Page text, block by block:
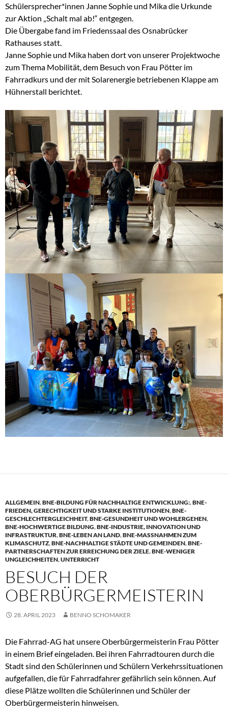
Schülersprecher*innen Janne Sophie und Mika die Urkunde
zur Aktion „Schalt mal ab!“ entgegen.
Die Übergabe fand im Friedenssaal des Osnabrücker
Rathauses statt.
Janne Sophie und Mika haben dort von unserer Projektwoche
zum Thema Mobilität, dem Besuch von Frau Pötter im
Fahrradkurs und der mit Solarenergie betriebenen Klappe am
Hühnerstall berichtet.
ALLGEMEIN,BNE-BILDUNG FÜR NACHHALTIGE ENTWICKLUNG:,BNE-
FRIEDEN, GERECHTIGKEIT UND STARKE INSTITUTIONEN,BNE-
GESCHLECHTERGLEICHHEIT,BNE-GESUNDHEIT UND WOHLERGEHEN,
BNE-HOCHWERTIGE BILDUNG,BNE-INDUSTRIE, INNOVATION UND
INFRASTRUKTUR,BNE-LEBEN AN LAND,BNE-MASSNAHMEN ZUM K
LIMASCHUTZ ,BNE-NACHHALTIGE STÄDTE UND GEMEINDEN,BNE-
PARTNERSCHAFTEN ZUR ERREICHUNG DER ZIELE,BNE-WENIGER
UNGLEICHHEITEN,UNTERRICHT
BESUCH DER
OBERBÜRGERMEISTERIN
28. APRIL 2023 BENNO SCHOMAKER
Die Fahrrad-AG hat unsere Oberbürgermeisterin Frau Pötter
in einem Brief eingeladen. Bei ihren Fahrradtouren durch die
Stadt sind den Schülerinnen und Schülern Verkehrssituationen
aufgefallen, die für Fahrradfahrer gefährlich sein können. Auf
diese Plätze wollten die Schülerinnen und Schüler der
Oberbürgermeisterin hinweisen.